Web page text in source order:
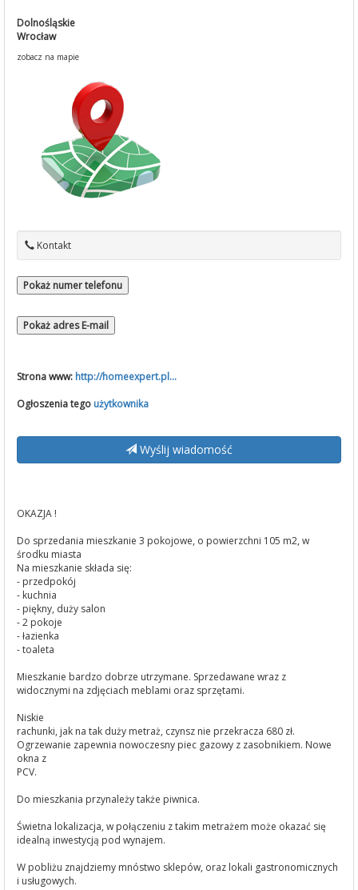
Dolnośląskie
Wrocław
zobacz na mapie
Kontakt
Pokaż numer telefonu
Pokaż adres E-mail
Strona www: http://homeexpert.pl...
Ogłoszenia tego użytkownika
Wyślij wiadomość
OKAZJA !
Do sprzedania mieszkanie 3 pokojowe, o powierzchni 105 m2, w
środku miasta
Na mieszkanie składa się:
- przedpokój
- kuchnia
- piękny, duży salon
- 2 pokoje
- łazienka
- toaleta
Mieszkanie bardzo dobrze utrzymane. Sprzedawane wraz z
widocznymi na zdjęciach meblami oraz sprzętami.
Niskie
rachunki, jak na tak duży metraż, czynsz nie przekracza 680 zł.
Ogrzewanie zapewnia nowoczesny piec gazowy z zasobnikiem. Nowe
okna z
PCV.
Do mieszkania przynależy także piwnica.
Świetna lokalizacja, w połączeniu z takim metrażem może okazać się
idealną inwestycją pod wynajem.
W pobliżu znajdziemy mnóstwo sklepów, oraz lokali gastronomicznych
i usługowych.